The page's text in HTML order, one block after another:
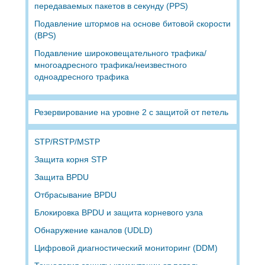
передаваемых пакетов в секунду (PPS)
Подавление штормов на основе битовой скорости
(BPS)
Подавление широковещательного трафика/
многоадресного трафика/неизвестного
одноадресного трафика
Резервирование на уровне 2 с защитой от петель
STP/RSTP/MSTP
Защита корня STP
Защита BPDU
Отбрасывание BPDU
Блокировка BPDU и защита корневого узла
Обнаружение каналов (UDLD)
Цифровой диагностический мониторинг (DDM)